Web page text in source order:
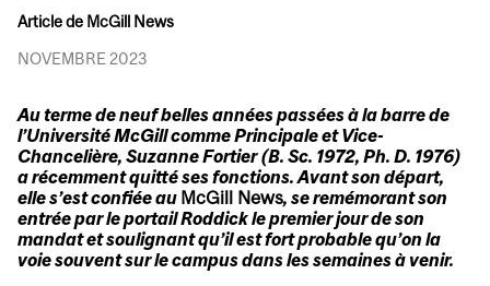
Article de McGill News
NOVEMBRE 2023
Au terme de neuf belles années passées à la barre de
l’Université McGill comme Principale et Vice-
Chancelière, Suzanne Fortier (B. Sc. 1972, Ph. D. 1976)
a récemment quitté ses fonctions. Avant son départ,
elle s’est confiée au McGill News, se remémorant son
entrée par le portail Roddick le premier jour de son
mandat et soulignant qu’il est fort probable qu’on la
voie souvent sur le campus dans les semaines à venir.